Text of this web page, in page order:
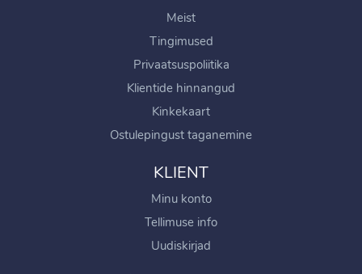
Meist
Tingimused
Privaatsuspoliitika
Klientide hinnangud
Kinkekaart
Ostulepingust taganemine
KLIENT
Minu konto
Tellimuse info
Uudiskirjad